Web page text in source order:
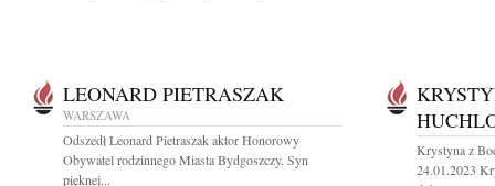
LEONARD PIETRASZAK
WARSZAWA
Odszedł Leonard Pietraszak aktor Honorowy
Obywatel rodzinnego Miasta Bydgoszczy. Syn
pięknej...
Krystyna z
24.01.2023